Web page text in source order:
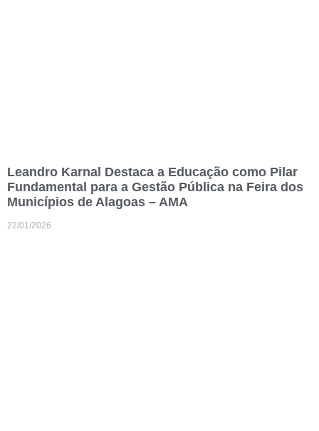
Leandro Karnal Destaca a Educação como Pilar
Fundamental para a Gestão Pública na Feira dos
Municípios de Alagoas – AMA
22/01/2026